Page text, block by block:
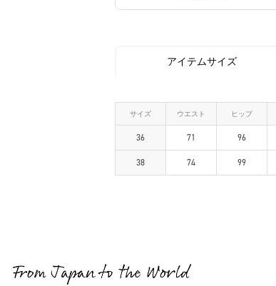
アイテムサイズ
サイズ ウエスト ヒップ
36 71 96
38 74 99